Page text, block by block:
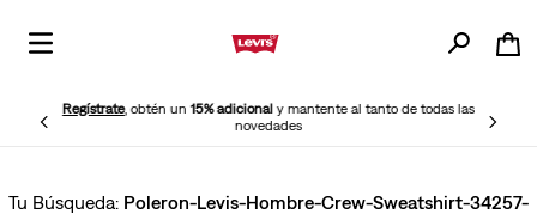
Regístrate, obtén un15% adicionaly mantente al tanto de todas las
novedades
Poleron-Levis-Hombre-Crew-Sweatshirt-34257-